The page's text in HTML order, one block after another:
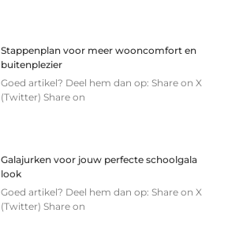
Stappenplan voor meer wooncomfort en
buitenplezier
Goed artikel? Deel hem dan op: Share on X
(Twitter) Share on
Galajurken voor jouw perfecte schoolgala
look
Goed artikel? Deel hem dan op: Share on X
(Twitter) Share on